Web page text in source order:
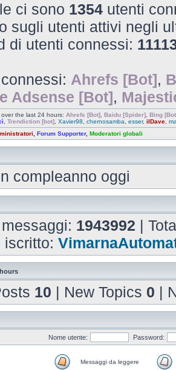
ci sono 1354 utenti
sugli utenti attivi negli
di utenti connessi:
Ahrefs [Bot],
Adsense [Bot],
the last 24 hours: Ahrefs [Bot] Baidu [Spider] Bing
Trendiction [bot] Xavier98 chernosamba esser, ilDave
Forum Supporter, Moderatori globali
compleanno oggi
1943992 |
iscritto:
10 | New Topics 0 |
Nome utente: Password:
Messaggi da leggere